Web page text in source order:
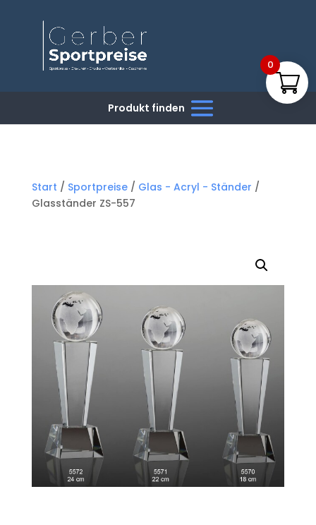
Start / Sportpreise/ Glas - Acryl - Ständer /
Glasständer ZS-557
0